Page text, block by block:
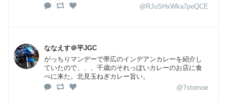
@RJuSHxWka7peQCE
ななえす＠平JGC
がっちりマンデーで帯広のインデアンカレーを紹介し
ていたので、、、千歳のそれっぽいカレーのお店に食
べに来た。北見玉ねぎカレー旨い。
@7stomoe